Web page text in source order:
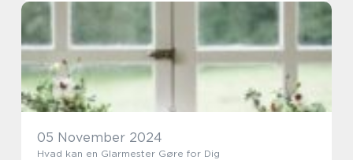
vores biler fungerer opti...
05 November 2024
Hvad kan en Glarmester Gøre for Dig